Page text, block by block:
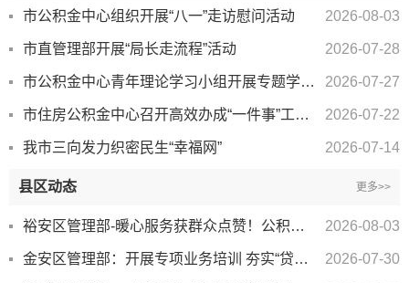
市公积金中心组织开展“八一”走访慰问活动 2026-08-03
市直管理部开展“局长走流程”活动 2026-07-28
市公积金中心青年理论学习小组开展专题学习活动 2026-07-27
市住房公积金中心召开高效办成“一件事”工作推进暨业务培训会 2026-07-22
我市三向发力织密民生“幸福网” 2026-07-14
县区动态 更多>>
裕安区管理部-暖心服务获群众点赞！公积金窗口用心用情办好民生实事 2026-08-03
金安区管理部：开展专项业务培训 夯实“贷款一件事”服务能力 2026-07-30